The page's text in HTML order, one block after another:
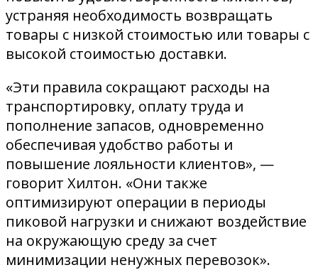
устраняя необходимость возвращать
товары с низкой стоимостью или товары с
высокой стоимостью доставки.
«Эти правила сокращают расходы на
транспортировку, оплату труда и
пополнение запасов, одновременно
обеспечивая удобство работы и
повышение лояльности клиентов», —
говорит Хилтон. «Они также
оптимизируют операции в периоды
пиковой нагрузки и снижают воздействие
на окружающую среду за счет
минимизации ненужных перевозок».